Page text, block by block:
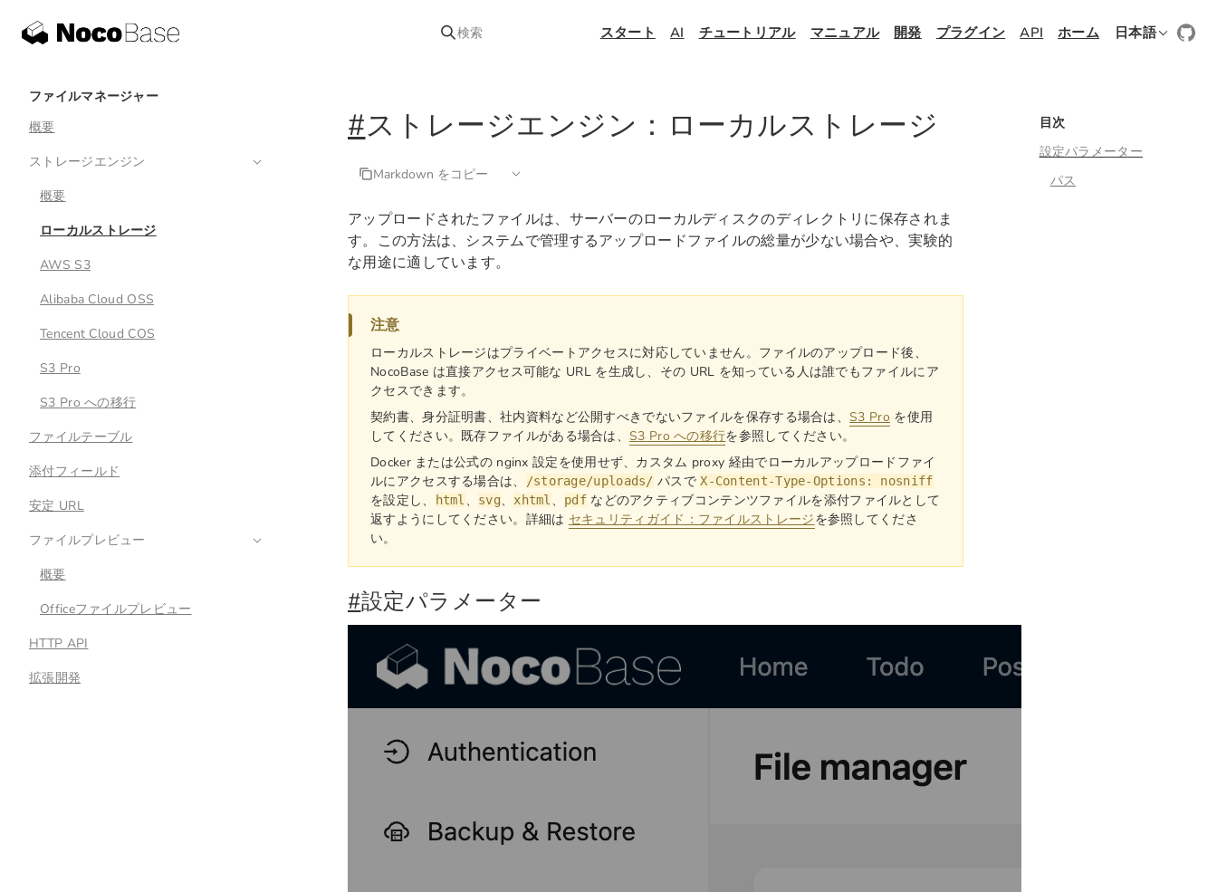
検索 スタート AI チュートリアル マニュアル 開発 プラグイン API ホーム 日本語
ファイルマネージャー
概要
ストレージエンジン
概要
ローカルストレージ
AWS S3
Alibaba Cloud OSS
Tencent Cloud COS
S3 Pro
S3 Pro への移行
ファイルテーブル
添付フィールド
安定 URL
ファイルプレビュー
概要
Officeファイルプレビュー
HTTP API
拡張開発
#ストレージエンジン：ローカルストレージ
Markdown をコピー
アップロードされたファイルは、サーバーのローカルディスクのディレクトリに保存されま
す。この方法は、システムで管理するアップロードファイルの総量が少ない場合や、実験的
な用途に適しています。
注意
ローカルストレージはプライベートアクセスに対応していません。ファイルのアップロード後、
NocoBase は直接アクセス可能な URL を生成し、その URL を知っている人は誰でもファイルにア
クセスできます。
契約書、身分証明書、社内資料など公開すべきでないファイルを保存する場合は、S3 Pro を使用
してください。既存ファイルがある場合は、S3 Pro への移行を参照してください。
Docker または公式の nginx 設定を使用せず、カスタム proxy 経由でローカルアップロードファイ
ルにアクセスする場合は、
/storage/uploads/ パスでX-Content-Type-Options: nosniff
を設定し、 html 、 svg、xhtml 、 pdfなどのアクティブコンテンツファイルを添付ファイルとして
返すようにしてください。詳細は セキュリティガイド：ファイルストレージを参照してくださ
い。
#設定パラメーター
目次
設定パラメーター
パス